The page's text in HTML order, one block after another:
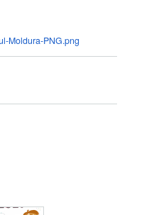
Moldura-PNG.png